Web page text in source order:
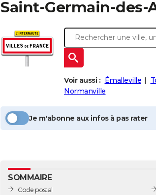
Saint-Germain-des-
Voir aussi : Émalleville
Normanville
Je m'abonne aux infos à pas rater
SOMMAIRE
Code postal